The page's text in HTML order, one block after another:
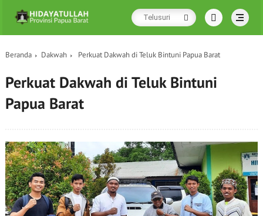
Beranda Dakwah Perkuat Dakwah di Teluk Bintuni Papua Barat
Perkuat Dakwah di Teluk Bintuni
Papua Barat